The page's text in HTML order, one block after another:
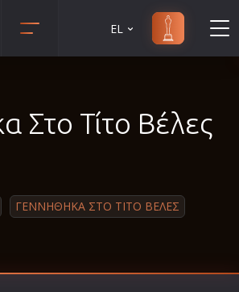
Αισθηματικές
Β' Παγκόσμιος Πόλεμος
Δραματικές
EL
Στο Τίτο Βέλες
ΓΕΝΝΗΘΗΚΑ ΣΤΟ ΤΙΤΟ ΒΕΛΕΣ